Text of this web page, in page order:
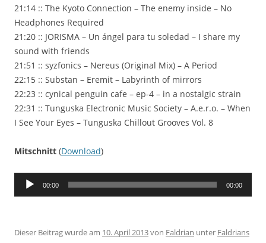
21:14 :: The Kyoto Connection – The enemy inside – No
Headphones Required
21:20 :: JORISMA – Un ángel para tu soledad – I share my
sound with friends
21:51 :: syzfonics – Nereus (Original Mix) – A Period
22:15 :: Substan – Eremit – Labyrinth of mirrors
22:23 :: cynical penguin cafe – ep-4 – in a nostalgic strain
22:31 :: Tunguska Electronic Music Society – A.e.r.o. – When
I See Your Eyes – Tunguska Chillout Grooves Vol. 8
Mitschnitt (Download)
Audio-
00:00 00:00
Dieser Beitrag wurde am 10. April 2013von Faldrian unter Faldrians